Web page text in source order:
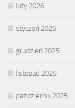
luty 2026
styczeń 2026
grudzień 2025
listopad 2025
październik 2025